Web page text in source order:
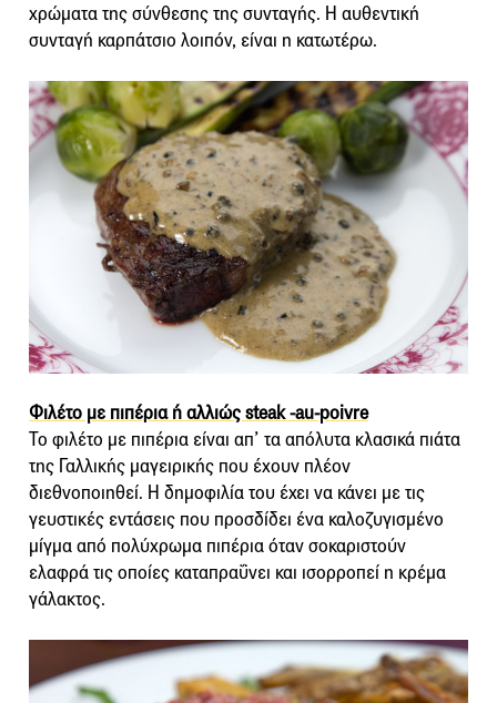
χρώματα της σύνθεσης της συνταγής. Η αυθεντική
συνταγή καρπάτσιο λοιπόν, είναι η κατωτέρω.
Φιλέτο με πιπέρια ή αλλιώς steak -au-poivre
Το φιλέτο με πιπέρια είναι απ’ τα απόλυτα κλασικά πιάτα
της Γαλλικής μαγειρικής που έχουν πλέον
διεθνοποιηθεί. Η δημοφιλία του έχει να κάνει με τις
γευστικές εντάσεις που προσδίδει ένα καλοζυγισμένο
μίγμα από πολύχρωμα πιπέρια όταν σοκαριστούν
ελαφρά τις οποίες καταπραΰνει και ισορροπεί η κρέμα
γάλακτος.